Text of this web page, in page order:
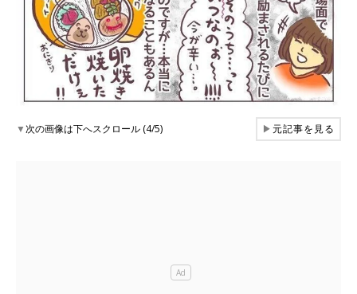
▼次の画像は下へスクロール (4/5) ▶元記事を見る